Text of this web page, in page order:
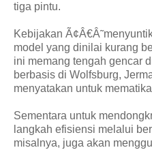
tiga pintu.
Kebijakan
model yang dinilai kurang
ini memang tengah gencar
berbasis di Wolfsburg,
menyatakan untuk
Sementara untuk
langkah efisiensi melalui
misalnya, juga akan